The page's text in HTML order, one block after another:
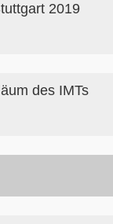
2019
des IMTs